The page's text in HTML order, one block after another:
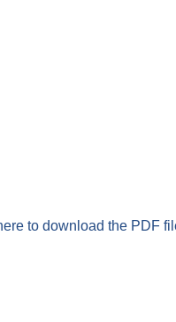
to download the PDF